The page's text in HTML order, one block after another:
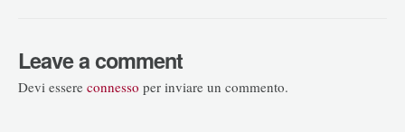
Leave a comment
Devi essere connesso per inviare un commento.